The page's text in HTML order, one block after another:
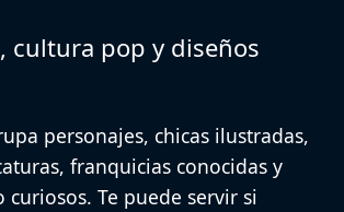
cultura pop y diseños
personajes, chicas ilustradas,
franquicias conocidas y
curiosos. Te puede servir si